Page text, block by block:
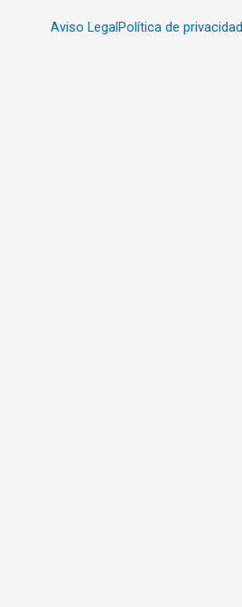
Aviso Legal Política de privacidad